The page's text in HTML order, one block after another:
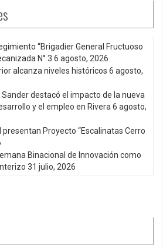
“Brigadier General Fructuoso
N° 3 6 agosto, 2026
alcanza niveles históricos 6 agosto,
destacó el impacto de la nueva
y el empleo en Rivera 6 agosto,
presentan Proyecto “Escalinatas Cerro
Binacional de Innovación como
31 julio, 2026